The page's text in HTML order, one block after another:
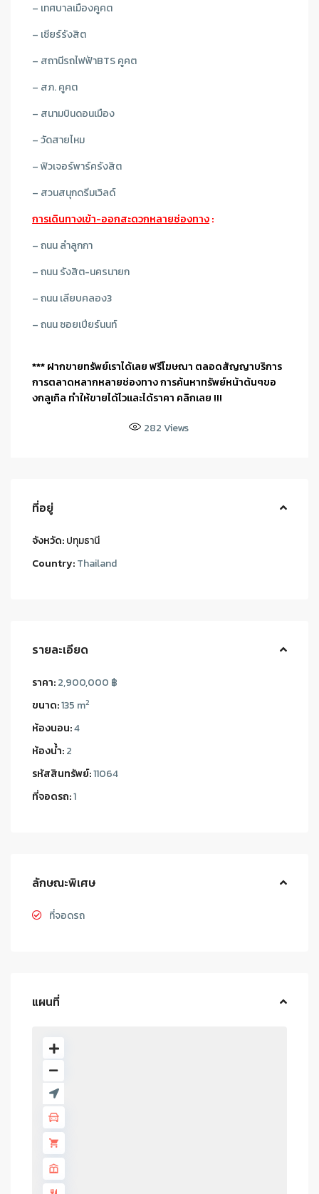
– เทศบาลเมืองคูคต
– เซียร์รังสิต
– สถานีรถไฟฟ้าBTS คูคต
– สภ. คูคต
– สนามบินดอนเมือง
– วัดสายไหม
– ฟิวเจอร์พาร์ครังสิต
– สวนสนุกดรีมเวิลด์
การเดินทางเข้า-ออกสะดวกหลายช่องทาง:
–ถนน ลำลูกกา
– ถนน รังสิต-นครนายก
– ถนน เลียบคลอง3
– ถนน ซอยเปียร์นนท์
*** ฝากขายทรัพย์เราได้เลย ฟรีโฆษณา ตลอดสัญญาบริการ
การตลาดหลากหลายช่องทาง การค้นหาทรัพย์หน้าต้นๆขอ
งกลูเกิล ทำให้ขายได้ไวและได้ราคา คลิกเลย !!!
282Views
ที่อยู่
จังหวัด:ปทุมธานี
Country:Thailand
รายละเอียด
ราคา:2,900,000 ฿
ขนาด:135 m2
ห้องนอน:4
ห้องน้ำ:2
รหัสสินทรัพย์:11064
ที่จอดรถ:1
ลักษณะพิเศษ
ที่จอดรถ
แผนที่